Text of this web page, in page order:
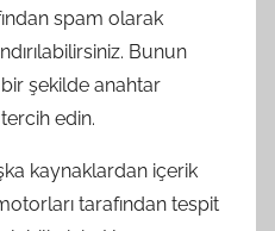
spam olarak
Bunun
şekilde anahtar
edin.
kaynaklardan içerik
tarafından tespit